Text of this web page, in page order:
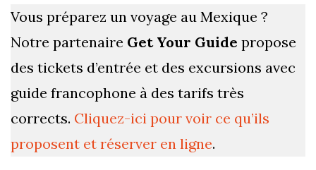
Vous préparez un voyage au Mexique ?
Notre partenaire Get Your Guide propose
des tickets d’entrée et des excursions avec
guide francophone à des tarifs très
corrects. Cliquez-ici pour voir ce qu’ils
proposent et réserver en ligne.